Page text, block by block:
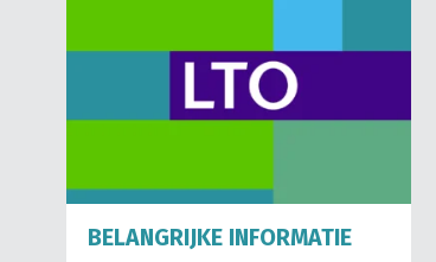
BELANGRIJKE INFORMATIE